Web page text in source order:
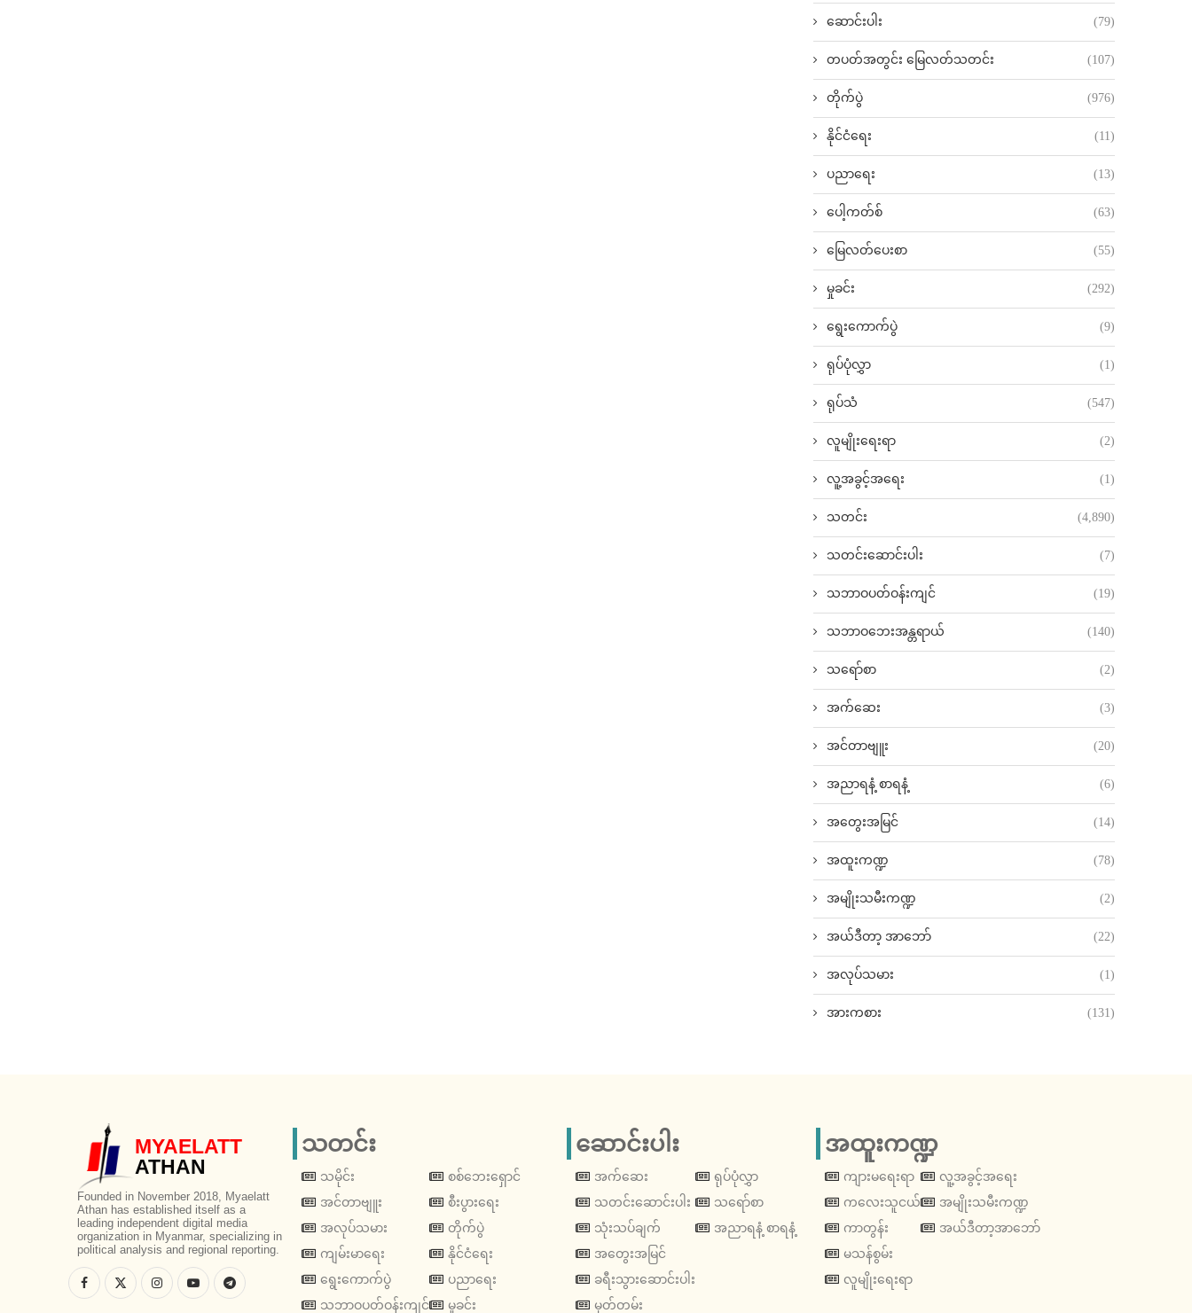
ဆောင်းပါး (79)
တပတ်အတွင်း မြေလတ်သတင်း (107)
တိုက်ပွဲ (976)
နိုင်ငံရေး (11)
ပညာရေး (13)
ပေါ့ကတ်စ် (63)
မြေလတ်ပေးစာ (55)
မှုခင်း (292)
ရွေးကောက်ပွဲ (9)
ရုပ်ပုံလွှာ (1)
ရုပ်သံ (547)
လူမျိုးရေးရာ (2)
လူ့အခွင့်အရေး (1)
သတင်း (4,890)
သတင်းဆောင်းပါး (7)
သဘာဝပတ်ဝန်းကျင် (19)
သဘာဝဘေးအန္တရာယ် (140)
သရော်စာ (2)
အက်ဆေး (3)
အင်တာဗျူး (20)
အညာရနံ့ စာရနံ့ (6)
အတွေးအမြင် (14)
အထူးကဏ္ဍ (78)
အမျိုးသမီးကဏ္ဍ (2)
အယ်ဒီတာ့ အာဘော် (22)
အလုပ်သမား (1)
အားကစား (131)
MYAELATT
ATHAN
Founded in November 2018, Myaelatt
Athan has established itself as a
leading independent digital media
organization in Myanmar, specializing in
political analysis and regional reporting.
သတင်း
သမိုင်း
အင်တာဗျူး
အလုပ်သမား
ကျမ်းမာရေး
ရွေးကောက်ပွဲ
သဘာဝပတ်ဝန်းကျင်
စစ်ဘေးရှောင်
စီးပွားရေး
တိုက်ပွဲ
နိုင်ငံရေး
ပညာရေး
မှုခင်း
ဆောင်းပါး
အက်ဆေး
သတင်းဆောင်းပါး
သုံးသပ်ချက်
အတွေးအမြင်
ခရီးသွားဆောင်းပါး
မှတ်တမ်း
ရုပ်ပုံလွှာ
သရော်စာ
အညာရနံ့ စာရနံ့
အထူးကဏ္ဍ
ကျားမရေးရာ
ကလေးသူငယ်
ကာတွန်း
မသန်စွမ်း
လူမျိုးရေးရာ
လူ့အခွင့်အရေး
အမျိုးသမီးကဏ္ဍ
အယ်ဒီတာ့အာဘော်